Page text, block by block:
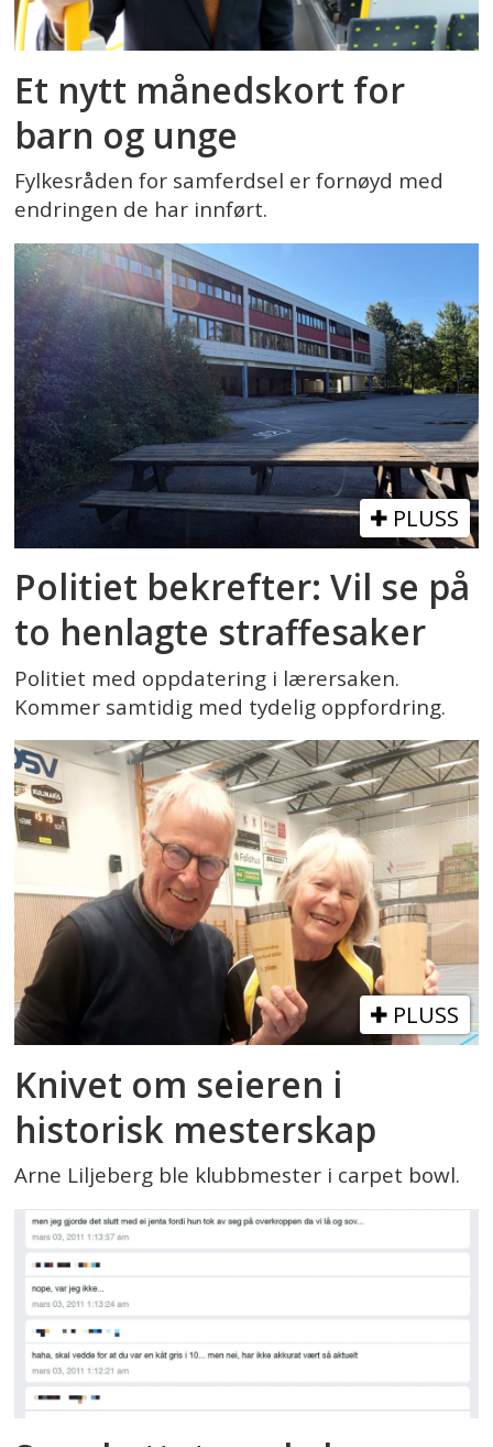
Et nytt månedskort for
barn og unge
Fylkesråden for samferdsel er fornøyd med
endringen de har innført.
PLUSS
Politiet bekrefter: Vil se på
to henlagte straffesaker
Politiet med oppdatering i lærersaken.
Kommer samtidig med tydelig oppfordring.
PLUSS
Knivet om seieren i
historisk mesterskap
Arne Liljeberg ble klubbmester i carpet bowl.